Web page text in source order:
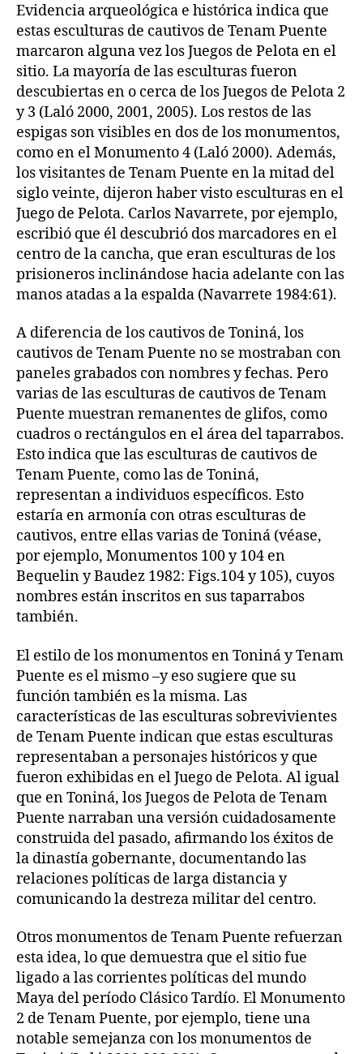
Evidencia arqueológica e histórica indica que
estas esculturas de cautivos de Tenam Puente
marcaron alguna vez los Juegos de Pelota en el
sitio. La mayoría de las esculturas fueron
descubiertas en o cerca de los Juegos de Pelota 2
y 3 (Laló 2000, 2001, 2005). Los restos de las
espigas son visibles en dos de los monumentos,
como en el Monumento 4 (Laló 2000). Además,
los visitantes de Tenam Puente en la mitad del
siglo veinte, dijeron haber visto esculturas en el
Juego de Pelota. Carlos Navarrete, por ejemplo,
escribió que él descubrió dos marcadores en el
centro de la cancha, que eran esculturas de los
prisioneros inclinándose hacia adelante con las
manos atadas a la espalda (Navarrete 1984:61).
A diferencia de los cautivos de Toniná, los
cautivos de Tenam Puente no se mostraban con
paneles grabados con nombres y fechas. Pero
varias de las esculturas de cautivos de Tenam
Puente muestran remanentes de glifos, como
cuadros o rectángulos en el área del taparrabos.
Esto indica que las esculturas de cautivos de
Tenam Puente, como las de Toniná,
representan a individuos específicos. Esto
estaría en armonía con otras esculturas de
cautivos, entre ellas varias de Toniná (véase,
por ejemplo, Monumentos 100 y 104 en
Bequelin y Baudez 1982: Figs.104 y 105), cuyos
nombres están inscritos en sus taparrabos
también.
El estilo de los monumentos en Toniná y Tenam
Puente es el mismo –y eso sugiere que su
función también es la misma. Las
características de las esculturas sobrevivientes
de Tenam Puente indican que estas esculturas
representaban a personajes históricos y que
fueron exhibidas en el Juego de Pelota. Al igual
que en Toniná, los Juegos de Pelota de Tenam
Puente narraban una versión cuidadosamente
construida del pasado, afirmando los éxitos de
la dinastía gobernante, documentando las
relaciones políticas de larga distancia y
comunicando la destreza militar del centro.
Otros monumentos de Tenam Puente refuerzan
esta idea, lo que demuestra que el sitio fue
ligado a las corrientes políticas del mundo
Maya del período Clásico Tardío. El Monumento
2 de Tenam Puente, por ejemplo, tiene una
notable semejanza con los monumentos de